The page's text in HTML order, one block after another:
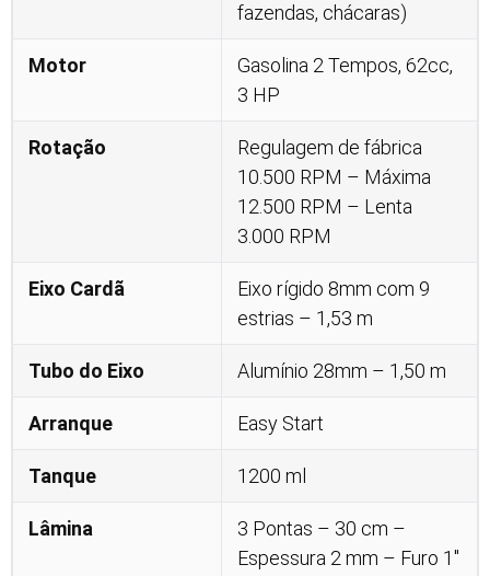
fazendas, chácaras)
Motor
Gasolina 2 Tempos, 62cc,
3 HP
Rotação
Regulagem de fábrica
10.500 RPM – Máxima
12.500 RPM – Lenta
3.000 RPM
Eixo Cardã
Eixo rígido 8mm com 9
estrias – 1,53 m
Tubo do Eixo Alumínio 28mm – 1,50 m
Arranque Easy Start
Tanque 1200 ml
Lâmina
3 Pontas – 30 cm –
Espessura 2 mm – Furo 1″